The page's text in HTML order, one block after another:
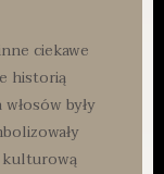
ciekawe
historią
były
kulturową